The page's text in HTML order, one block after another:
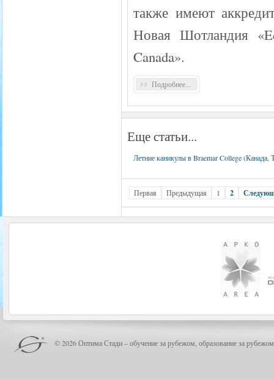
также имеют
Новая Шотландия
Canada».
Подробнее...
Еще статьи...
Летние каникулы в Braemar College (Канада,
Первая Предыдущая 1 2
© 2026 Оптима Стади – обучение за рубежом, образование за